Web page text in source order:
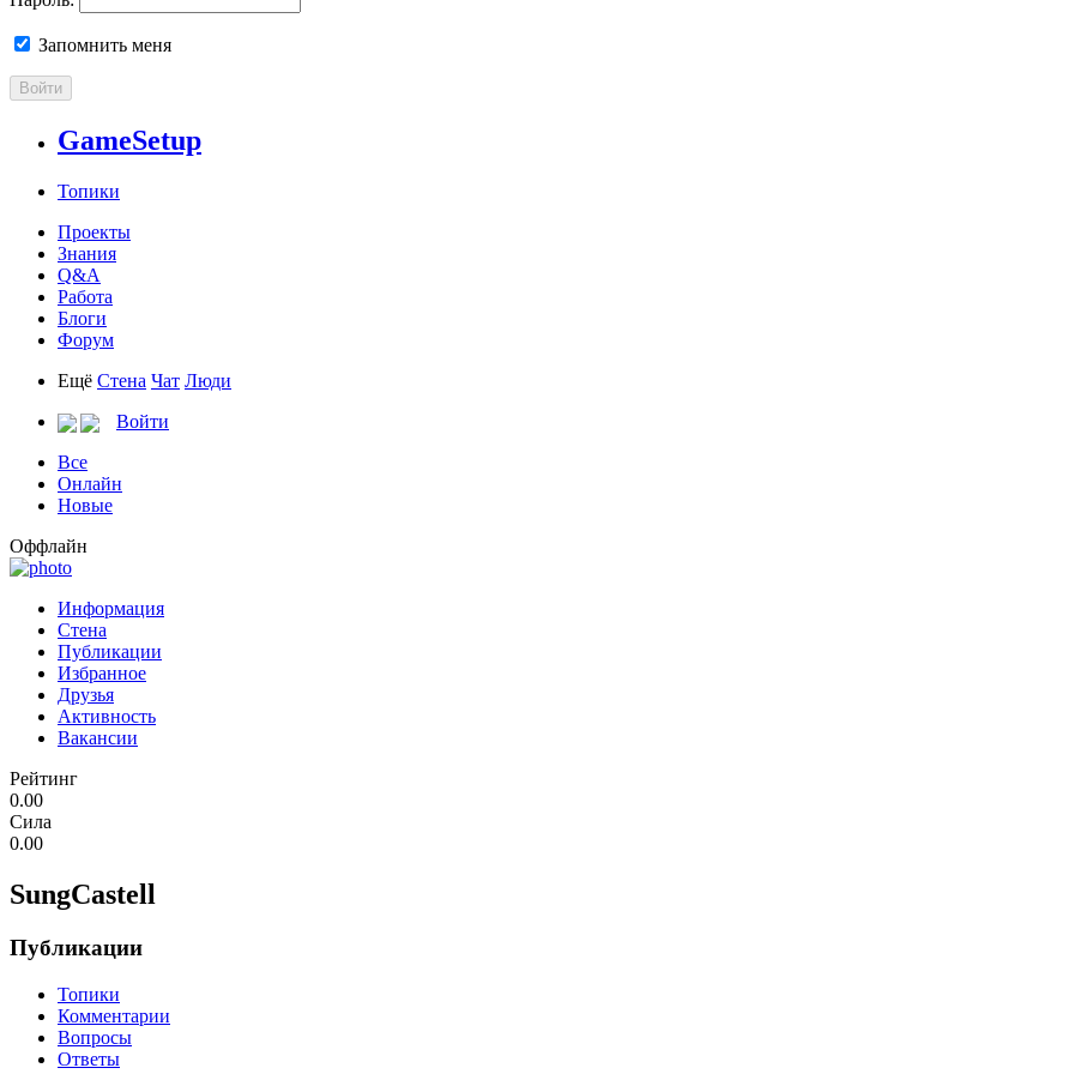
Запомнить меня
Войти
GameSetup
Топики
Проекты
Знания
Q&A
Работа
Блоги
Форум
Ещё Стена Чат Люди
Войти
Все
Онлайн
Новые
Оффлайн
Информация
Стена
Публикации
Избранное
Друзья
Активность
Вакансии
Рейтинг
0.00
Сила
0.00
SungCastell
Публикации
Топики
Комментарии
Вопросы
Ответы